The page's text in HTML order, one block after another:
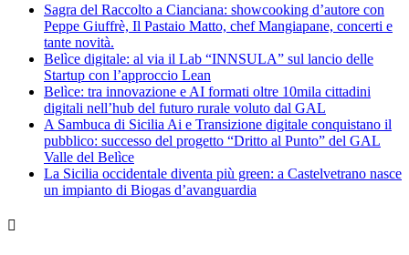
Sagra del Raccolto a Cianciana: showcooking d’autore con
Peppe Giuffrè, Il Pastaio Matto, chef Mangiapane, concerti e
tante novità.
Belìce digitale: al via il Lab “INNSULA” sul lancio delle
Startup con l’approccio Lean
Belìce: tra innovazione e AI formati oltre 10mila cittadini
digitali nell’hub del futuro rurale voluto dal GAL
A Sambuca di Sicilia Ai e Transizione digitale conquistano il
pubblico: successo del progetto “Dritto al Punto” del GAL
Valle del Belìce
La Sicilia occidentale diventa più green: a Castelvetrano nasce
un impianto di Biogas d’avanguardia